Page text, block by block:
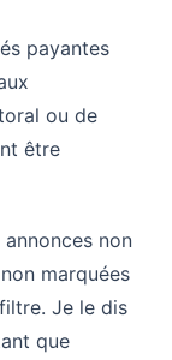
payantes
ou de
être
non
marquées
Je le dis
que